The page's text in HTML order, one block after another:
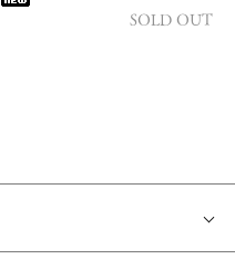
SOLD OUT